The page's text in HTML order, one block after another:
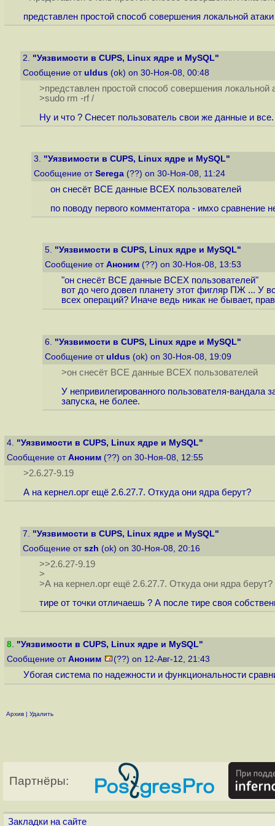
представлен простой способ совершения локальной
2. "Уязвимости в CUPS, Linux ядре и MySQL"
Сообщение от uldus (ok) on 30-Ноя-08, 00:48
>представлен простой способ совершения
>sudo rm -rf /
Ну и что ? Снесет пользователь свои же данные и
3. "Уязвимости в CUPS, Linux ядре и MySQL"
Сообщение от Serega (??) on 30-Ноя-08, 11:24
он снесёт ВСЕ данные ВСЕХ пользователей
по поводу первого комментатора - имхо сравнение
5. "Уязвимости в CUPS, Linux ядре и MySQL"
Сообщение от Аноним (??) on 30-Ноя-08, 13:53
"он снесёт ВСЕ данные ВСЕХ пользователей"
вот до чего довел планету этот фигляр ПЖ ... У
всех операций? Иначе ведь никак не бывает,
6. "Уязвимости в CUPS, Linux ядре и MySQL"
Сообщение от uldus (ok) on 30-Ноя-08, 19:09
>он снесёт ВСЕ данные ВСЕХ пользователей
У непривилегированного пользователя-вандала
запуска, не более.
4. "Уязвимости в CUPS, Linux ядре и MySQL"
Сообщение от Аноним (??) on 30-Ноя-08, 12:55
>2.6.27-9.19
А на кернел.орг ещё 2.6.27.7. Откуда они ядра берут?
7. "Уязвимости в CUPS, Linux ядре и MySQL"
Сообщение от szh (ok) on 30-Ноя-08, 20:16
>>2.6.27-9.19
>
>А на кернел.орг ещё 2.6.27.7. Откуда они ядра берут?
тире от точки отличаешь ? А после тире своя
8. "Уязвимости в CUPS, Linux ядре и MySQL"
Сообщение от Аноним (??) on 12-Авг-12, 21:43
Убогая система по надежности и функциональности
Архив | Удалить
Партнёры:
Закладки на сайте